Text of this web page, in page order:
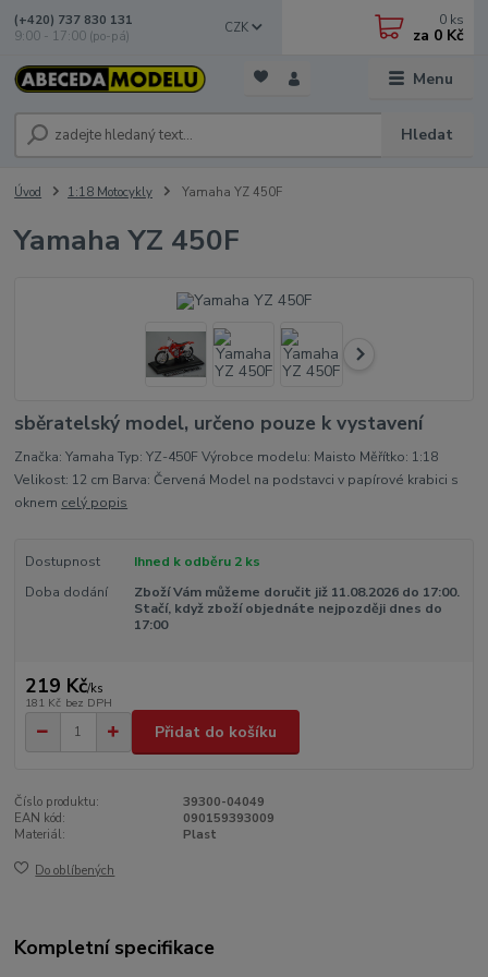
Menu
CZK
Hledat
(+420) 737 830 131
9:00 - 17:00 (po-pá)
0 ks
za 0 Kč
Úvod 1:18 Motocykly Yamaha YZ 450F
Yamaha YZ 450F
sběratelský model, určeno pouze k vystavení
Značka: Yamaha Typ: YZ-450F Výrobce modelu: Maisto Měřítko: 1:18
Velikost: 12 cm Barva: Červená Model na podstavci v papírové krabici s
oknem celý popis
Dostupnost
Ihned k odběru 2 ks
Doba dodání
Zboží Vám můžeme doručit již 11.08.2026 do 17:00.
Stačí, když zboží objednáte nejpozději dnes do
17:00
219 Kč/ks
181 Kč bez DPH
Přidat do košíku
Číslo produktu:
39300-04049
EAN kód:
090159393009
Materiál:
Plast
Do oblíbených
Kompletní specifikace